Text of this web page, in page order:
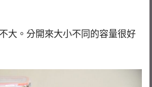
大。分開來大小不同的容量很好